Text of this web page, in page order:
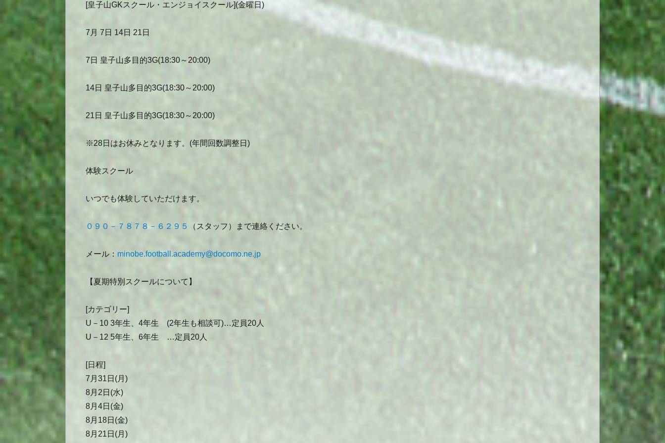
[皇子山GKスクール・エンジョイスクール](金曜日)
7月 7日 14日 21日
7日 皇子山多目的3G(18:30～20:00)
14日 皇子山多目的3G(18:30～20:00)
21日 皇子山多目的3G(18:30～20:00)
※28日はお休みとなります。(年間回数調整日)
体験スクール
いつでも体験していただけます。
０９０－７８７８－６２９５ （スタッフ）まで連絡ください。
メール： minobe.football.academy@docomo.ne.jp
【夏期特別スクールについて】
[カテゴリー]
U－10 3年生、4年生 (2年生も相談可)…定員20人
U－12 5年生、6年生 …定員20人
[日程]
7月31日(月)
8月2日(水)
8月4日(金)
8月18日(金)
8月21日(月)